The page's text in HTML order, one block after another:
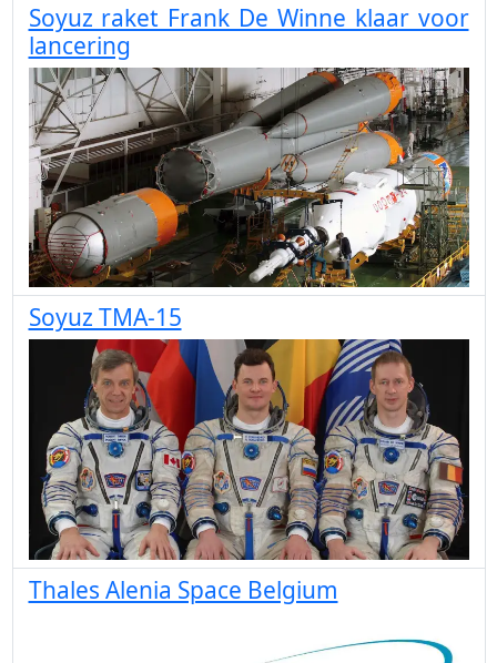
Soyuz raket Frank De Winne klaar voor
lancering
Soyuz TMA-15
Thales Alenia Space Belgium